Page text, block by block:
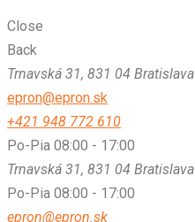
Close
Back
Trnavská 31, 831 04 Bratislava
epron@epron.sk
+421 948 772 610
Po-Pia 08:00 - 17:00
Trnavská 31, 831 04 Bratislava
Po-Pia 08:00 - 17:00
epron@epron.sk